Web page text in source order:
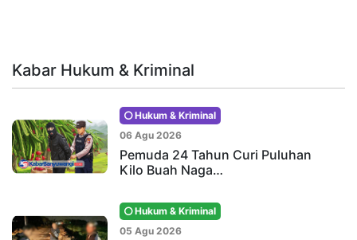
Kabar Hukum & Kriminal
Hukum & Kriminal
06 Agu 2026
Pemuda 24 Tahun Curi Puluhan
Kilo Buah Naga…
Hukum & Kriminal
05 Agu 2026